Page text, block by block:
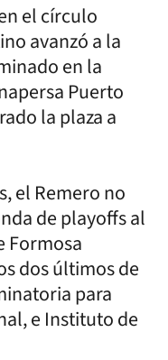
el círculo
avanzó a la
en la
Puerto
la plaza a
el Remero no
de playoffs al
Formosa
dos últimos de
para
e Instituto de